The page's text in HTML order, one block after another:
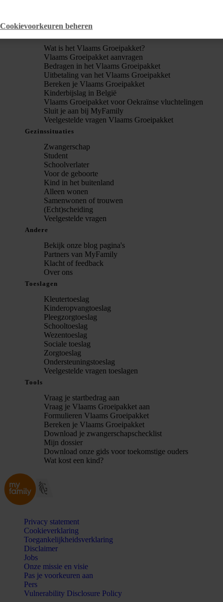
Cookievoorkeuren beheren
Gesprek van het jaar
Wat is het Vlaams Groeipakket?
Vlaams Groeipakket aanvragen
Bedragen in het Vlaams Groeipakket
Uitbetaling van het Vlaams Groeipakket
Bereken je Vlaams Groeipakket
Kinderbijslag in België
Vlaams Groeipakket voor Oekraïnse vluchtelingen
Sluit je aan bij MyFamily
Veelgestelde vragen Vlaams Groeipakket
Gezinssituaties
Zwangerschap
Student
Schoolverlater
Voor de geboorte
Kind in het buitenland
Alleen wonen
Samenwonen of trouwen
(Echt)scheiding
Veelgestelde vragen
Andere
Bekijk onze blog pagina's
Partners van MyFamily
Klacht of feedback
Over ons
Toeslagen
Kleutertoeslag
Kinderopvangtoeslag
Pleegzorgtoeslag
Schooltoeslag
Wezentoeslag
Sociale toeslag
Zorgtoeslag
Ondersteuningstoeslag
Veelgestelde vragen toeslagen
Tools
Vraag je startbedrag aan
Vraag je Vlaams Groeipakket aan
Formulieren Vlaams Groeipakket
Bereken je Vlaams Groeipakket
Download je zwangerschapschecklist
Mijn dossier
Download onze gids voor toekomstige ouders
Wat kost een kind?
Privacy statement
Cookieverklaring
Toegankelijkheidsverklaring
Disclaimer
Jobs
Onze missie en visie
Pas je voorkeuren aan
Pers
Vulnerability Disclosure Policy